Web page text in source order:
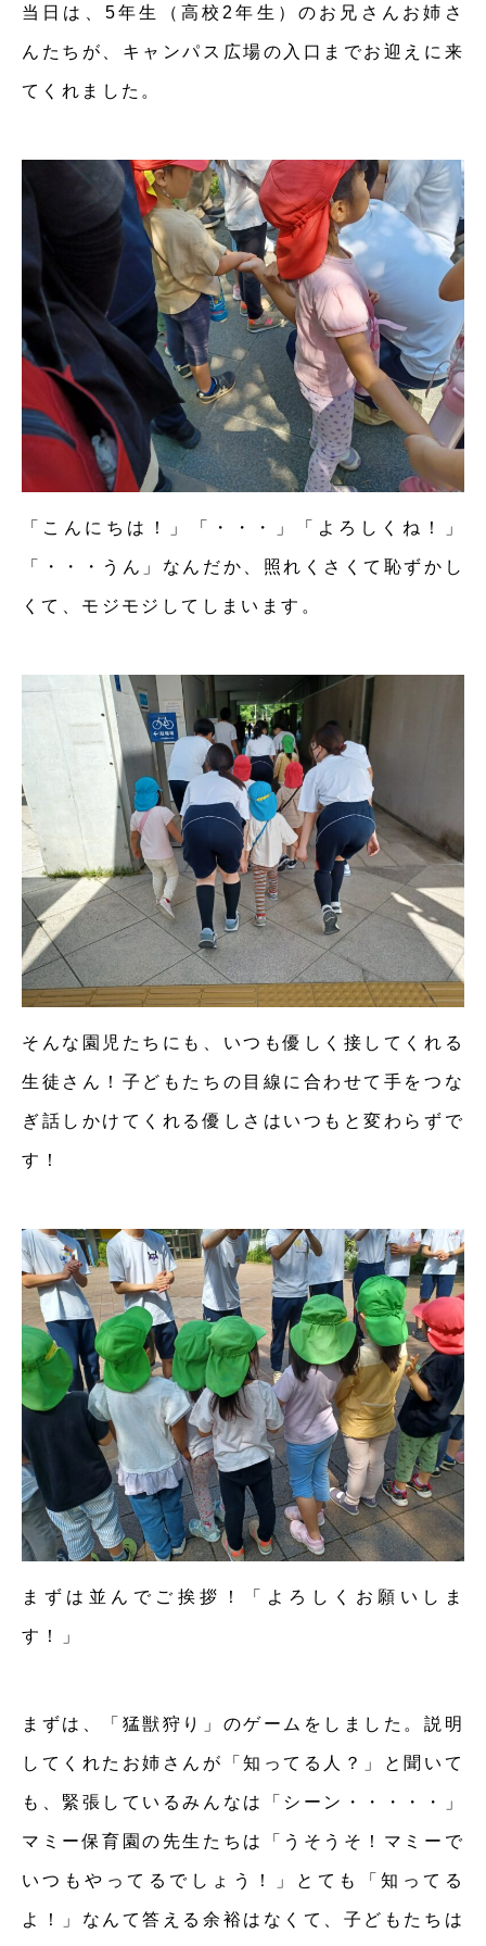
当日は、5年生（高校2年生）のお兄さんお姉さ
んたちが、キャンパス広場の入口までお迎えに来
てくれました。
「こんにちは！」「・・・」「よろしくね！」
「・・・うん」なんだか、照れくさくて恥ずかし
くて、モジモジしてしまいます。
そんな園児たちにも、いつも優しく接してくれる
生徒さん！子どもたちの目線に合わせて手をつな
ぎ話しかけてくれる優しさはいつもと変わらずで
す！
まずは並んでご挨拶！「よろしくお願いしま
す！」
まずは、「猛獣狩り」のゲームをしました。説明
してくれたお姉さんが「知ってる人？」と聞いて
も、緊張しているみんなは「シーン・・・・・」
マミー保育園の先生たちは「うそうそ！マミーで
いつもやってるでしょう！」とても「知ってる
よ！」なんて答える余裕はなくて、子どもたちは